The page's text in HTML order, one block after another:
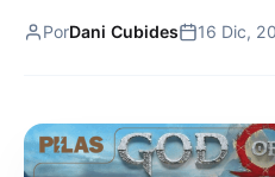
PorDani Cubides 16 Dic,